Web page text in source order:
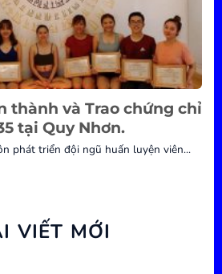
thành và Trao chứng chỉ
tại Quy Nhơn.
phát triển đội ngũ huấn luyện viên...
VIẾT MỚI